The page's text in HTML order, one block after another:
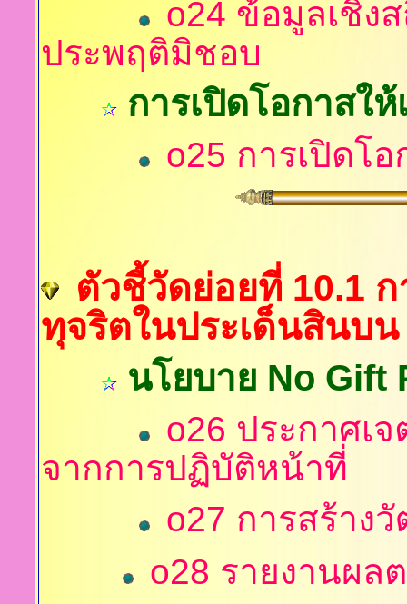
o24 ข้อมูลเชิง
ประพฤติมิชอบ
การเปิดโอกาสใ
o25 การเปิดโ
ตัวชี้วัดย่อยที่ 10.1
ทุจริตในประเด็นสินบน
นโยบาย No Gift
o26 ประกาศเ
จากการปฏิบัติหน้าที่
o27 การสร้าง
o28 รายงานผล